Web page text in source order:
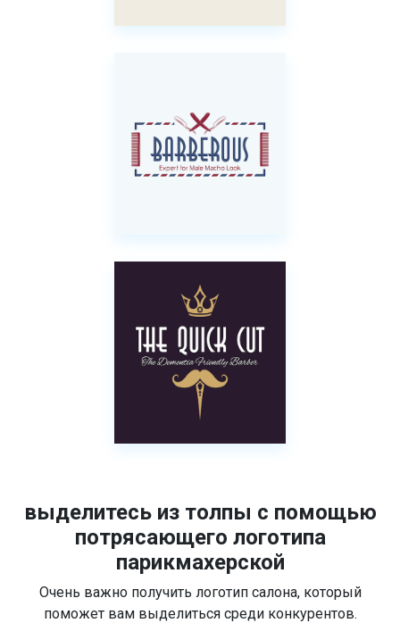
выделитесь из толпы с помощью
потрясающего логотипа
парикмахерской
Очень важно получить логотип салона, который
поможет вам выделиться среди конкурентов.